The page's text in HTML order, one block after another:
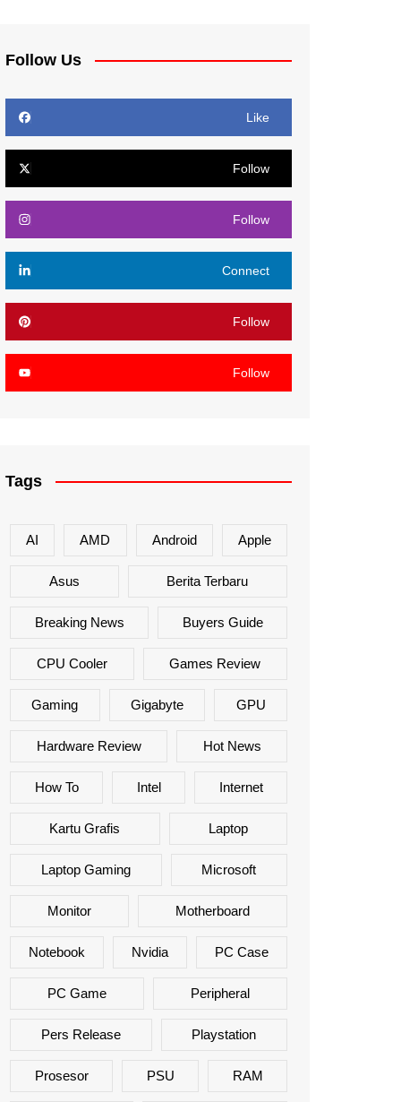
Follow Us
Like
Follow
Follow
Connect
Follow
Follow
Tags
AI AMD Android Apple
Asus Berita Terbaru
Breaking News Buyers Guide
CPU Cooler Games Review
Gaming Gigabyte GPU
Hardware Review Hot News
How To Intel Internet
Kartu Grafis Laptop
Laptop Gaming Microsoft
Monitor Motherboard
Notebook Nvidia PC Case
PC Game Peripheral
Pers Release Playstation
Prosesor PSU RAM